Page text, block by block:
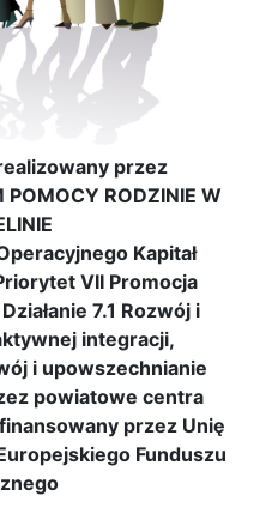
przez
POMOCY RODZINIE W
Kapitał
VII Promocja
7.1 Rozwój i
integracji,
i upowszechnianie
powiatowe centra
przez Unię
Funduszu